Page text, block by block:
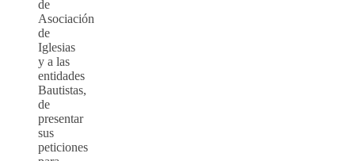
de
Asociación
de
Iglesias
y a las
entidades
Bautistas,
de
presentar
sus
peticiones